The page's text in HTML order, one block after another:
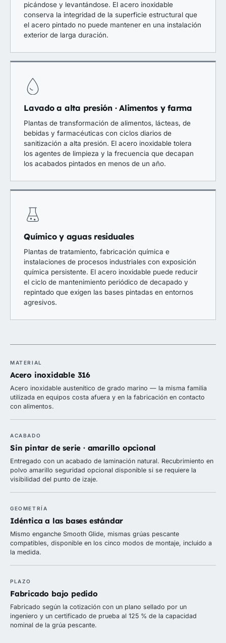
picándose y levantándose. El acero inoxidable
conserva la integridad de la superficie estructural que
el acero pintado no puede mantener en una instalación
exterior de larga duración.
Lavado a alta presión · Alimentos y farma
Plantas de transformación de alimentos, lácteas, de
bebidas y farmacéuticas con ciclos diarios de
sanitización a alta presión. El acero inoxidable tolera
los agentes de limpieza y la frecuencia que decapan
los acabados pintados en menos de un año.
Químico y aguas residuales
Plantas de tratamiento, fabricación química e
instalaciones de procesos industriales con exposición
química persistente. El acero inoxidable puede reducir
el ciclo de mantenimiento periódico de decapado y
repintado que exigen las bases pintadas en entornos
agresivos.
MATERIAL
Acero inoxidable 316
Acero inoxidable austenítico de grado marino — la misma familia
utilizada en equipos costa afuera y en la fabricación en contacto
con alimentos.
ACABADO
Sin pintar de serie · amarillo opcional
Entregado con un acabado de laminación natural. Recubrimiento en
polvo amarillo seguridad opcional disponible si se requiere la
visibilidad del punto de izaje.
GEOMETRÍA
Idéntica a las bases estándar
Mismo enganche Smooth Glide, mismas grúas pescante
compatibles, disponible en los cinco modos de montaje, incluido a
la medida.
PLAZO
Fabricado bajo pedido
Fabricado según la cotización con un plano sellado por un
ingeniero y un certificado de prueba al 125 % de la capacidad
nominal de la grúa pescante.